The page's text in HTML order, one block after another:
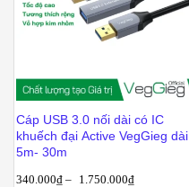
Cáp USB 3.0 nối dài có IC
khuếch đại Active VegGieg dài
5m- 30m
340.000₫ – 1.750.000₫